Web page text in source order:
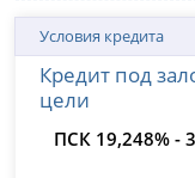
Условия кредита
Кредит под
цели
ПСК 19,248% -